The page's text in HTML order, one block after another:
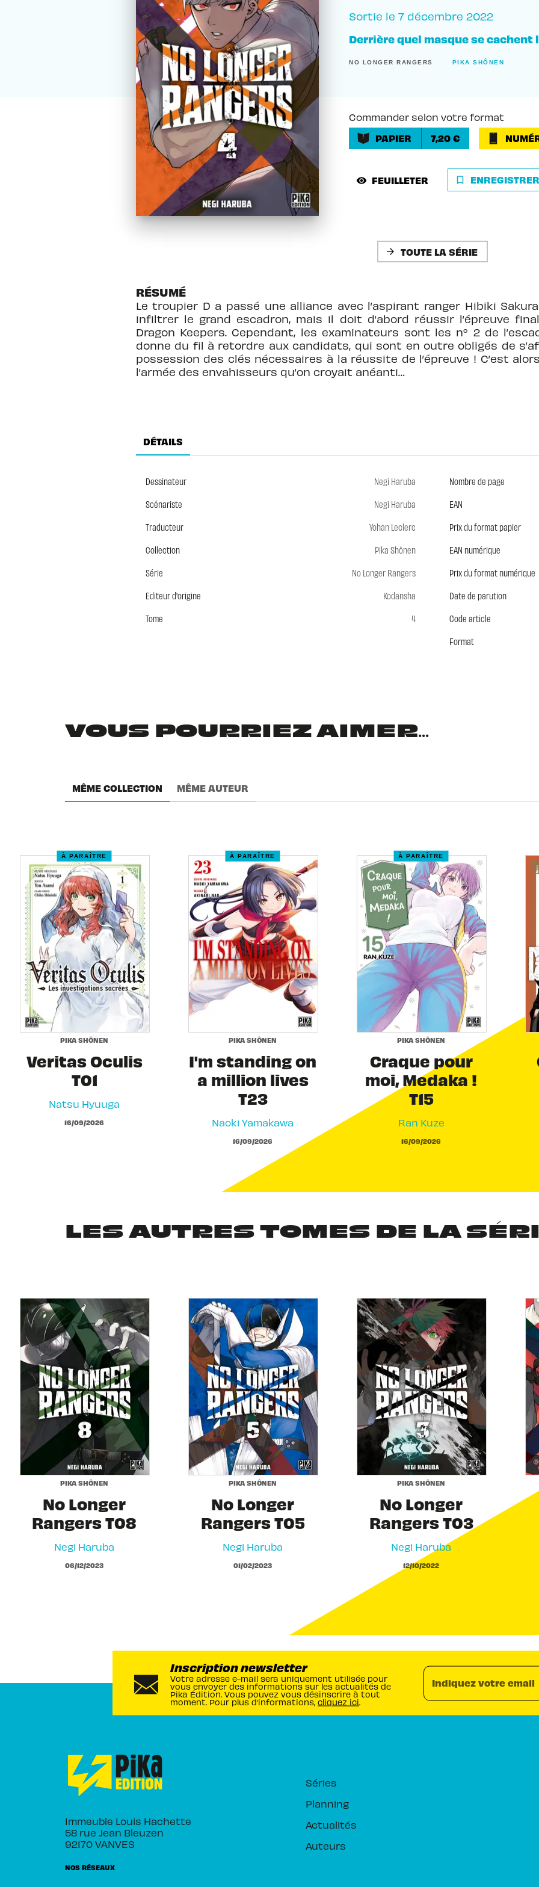
Sortie le7 décembre 2022
Derrière quel masque se cachent
NO LONGER RANGERS PIKA SHÔNEN
Commander selon votre format
PAPIER
7,20 €
visibility FEUILLETER bookmark_border ENREGISTRER
arrow_forward TOUTE LA SÉRIE
RÉSUMÉ
Le troupier D a passé une alliance avec l’aspirant ranger Hibiki
infiltrer le grand escadron, mais il doit d’abord réussir l’épreuve
Dragon Keepers. Cependant, les examinateurs sont les n° 2 de
donne du fil à retordre aux candidats, qui sont en outre obligés de
possession des clés nécessaires à la réussite de l’épreuve ! C’est
l’armée des envahisseurs qu’on croyait anéanti…
DÉTAILS
Dessinateur
Negi Haruba
Scénariste
Negi Haruba
Traducteur
Yohan Leclerc
Collection
Pika Shônen
Série
No Longer Rangers
Editeur d'origine
Kodansha
Tome
4
Nombre de page
EAN
Prix du format papier
EAN numérique
Prix du format numérique
Date de parution
Code article
Format
VOUS POURRIEZ AIMER...
MÊME COLLECTION MÊME AUTEUR
À PARAÎTRE
PIKA SHÔNEN
Veritas Oculis
T01
Natsu Hyuuga
16/09/2026
À PARAÎTRE
PIKA SHÔNEN
I'm standing on
a million lives
T23
Naoki Yamakawa
16/09/2026
À PARAÎTRE
PIKA SHÔNEN
Craque pour
moi, Medaka !
T15
Ran Kuze
16/09/2026
LES AUTRES TOMES DE LA
PIKA SHÔNEN
No Longer
Rangers T08
Negi Haruba
06/12/2023
PIKA SHÔNEN
No Longer
Rangers T05
Negi Haruba
01/02/2023
PIKA SHÔNEN
No Longer
Rangers T03
Negi Haruba
12/10/2022
Inscription newsletter
Votre adresse e-mail sera uniquement utilisée pour
vous envoyer des informations sur les actualités de
Pika Édition. Vous pouvez vous désinscrire à tout
moment. Pour plus d’informations, cliquez ici.
Indiquez votre email
Immeuble Louis Hachette
58 rue Jean Bleuzen
92170 VANVES
NOS RÉSEAUX
Séries
Planning
Actualités
Auteurs